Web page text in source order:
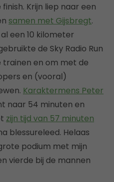
Krijn liep naar een
samen met Gijsbregt.
een 10 kilometer
de Sky Radio Run
en om met de
en (vooral)
Karaktermens Peter
naar 54 minuten en
zijn tijd van 57 minuten
blessureleed. Helaas
podium met mijn
vierde bij de mannen